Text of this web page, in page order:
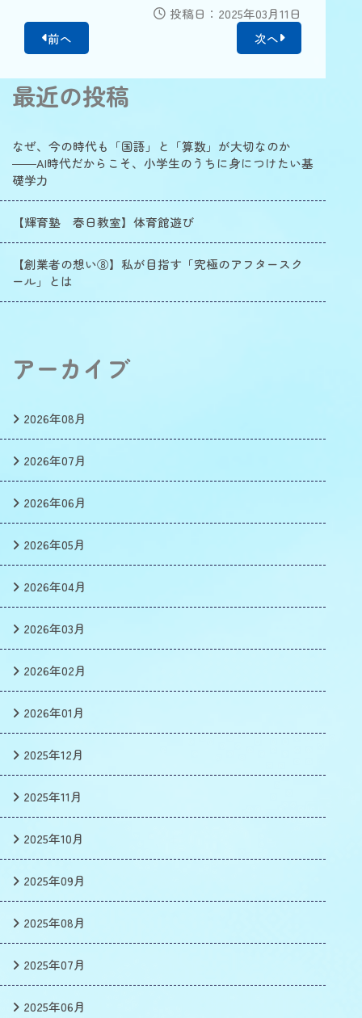
投稿日：2025年03月11日
前へ
次へ
最近の投稿
なぜ、今の時代も「国語」と「算数」が大切なのか
――AI時代だからこそ、小学生のうちに身につけたい基
礎学力
【輝育塾 春日教室】体育館遊び
【創業者の想い⑧】私が目指す「究極のアフタースク
ール」とは
アーカイブ
2026年08月
2026年07月
2026年06月
2026年05月
2026年04月
2026年03月
2026年02月
2026年01月
2025年12月
2025年11月
2025年10月
2025年09月
2025年08月
2025年07月
2025年06月